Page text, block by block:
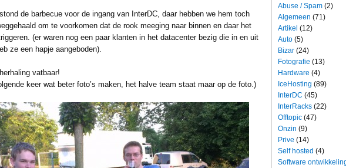
de barbecue voor de ingang van InterDC, daar hebben we hem toch
om te voorkomen dat de rook meeging naar binnen en daar het
(er waren nog een paar klanten in het datacenter bezig die in en uit
ze een hapje aangeboden).
vatbaar!
keer wat beter foto’s maken, het halve team staat maar op de foto.)
Abuse / Spam (2)
Algemeen (71)
Artikel (12)
Auto (5)
Bizar (24)
Fotografie (13)
Hardware (4)
IceHosting (89)
InterDC (45)
InterRacks (22)
Offtopic (47)
Onzin (9)
Prive (14)
Self hosted (4)
Software